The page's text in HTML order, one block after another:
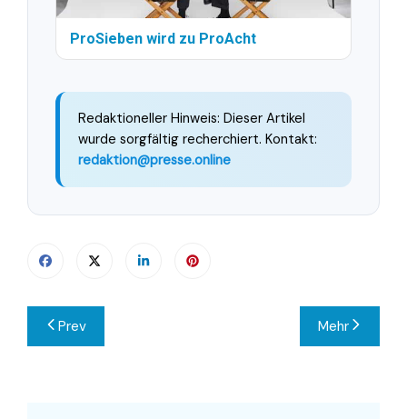
ProSieben wird zu ProAcht
Redaktioneller Hinweis: Dieser Artikel
wurde sorgfältig recherchiert. Kontakt:
redaktion@presse.online
Beitragsnavigation
Prev Mehr